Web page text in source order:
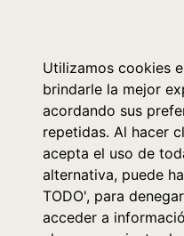
Utilizamos cookies
brindarle la mejor
acordando sus
repetidas. Al hacer
acepta el uso de
alternativa, puede
TODO', para
acceder a